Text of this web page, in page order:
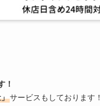
！
サービスもしております！